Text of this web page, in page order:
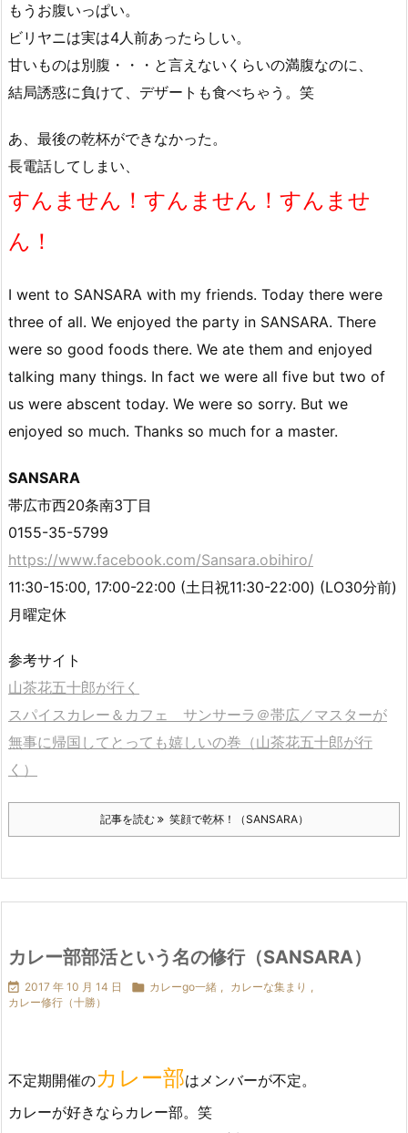
もうお腹いっぱい。
ビリヤニは実は4人前あったらしい。
甘いものは別腹・・・と言えないくらいの満腹なのに、
結局誘惑に負けて、デザートも食べちゃう。笑
あ、最後の乾杯ができなかった。
長電話してしまい、
すんません！すんません！すんませ
ん！
I went to SANSARA with my friends. Today there were
three of all. We enjoyed the party in SANSARA. There
were so good foods there. We ate them and enjoyed
talking many things. In fact we were all five but two of
us were abscent today. We were so sorry. But we
enjoyed so much. Thanks so much for a master.
SANSARA
帯広市西20条南3丁目
0155-35-5799
https://www.facebook.com/Sansara.obihiro/
11:30-15:00, 17:00-22:00 (土日祝11:30-22:00) (LO30分前)
月曜定休
参考サイト
山茶花五十郎が行く
スパイスカレー＆カフェ サンサーラ＠帯広／マスターが
無事に帰国してとっても嬉しいの巻（山茶花五十郎が行
く）
記事を読む 笑顔で乾杯！（SANSARA）
カレー部部活という名の修行（SANSARA）
 2017 年 10 月 14 日  カレーgo一緒 , カレーな集まり ,
カレー修行（十勝）
不定期開催のカレー部はメンバーが不定。
カレーが好きならカレー部。笑